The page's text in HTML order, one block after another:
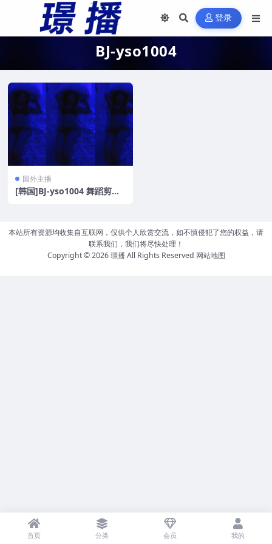
登录
BJ-yso1004
国外主播
[韩国]BJ-yso1004 舞蹈剪辑
本站所有资源均收集自互联网，仅供个人欣赏交流，如不慎侵犯了您的权益，请
联系我们，我们将尽快处理！
Copyright © 2026璟播All Rights Reserved 网站地图
首页 分类 会员 我的